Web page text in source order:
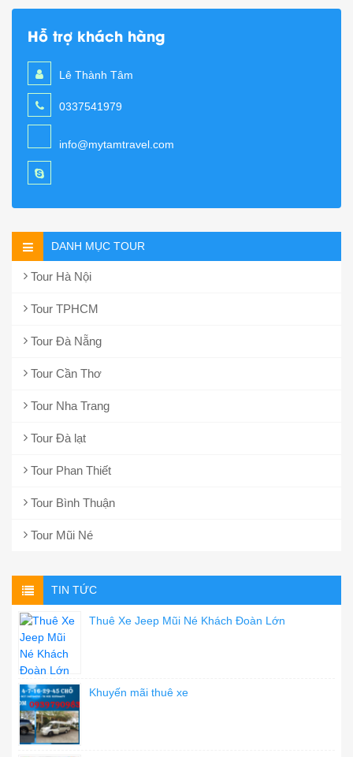
Hỗ trợ khách hàng
Lê Thành Tâm
0337541979
info@mytamtravel.com
DANH MỤC TOUR
Tour Hà Nội
Tour TPHCM
Tour Đà Nẵng
Tour Cần Thơ
Tour Nha Trang
Tour Đà lạt
Tour Phan Thiết
Tour Bình Thuận
Tour Mũi Né
TIN TỨC
Thuê Xe Jeep Mũi Né Khách Đoàn Lớn
Khuyến mãi thuê xe